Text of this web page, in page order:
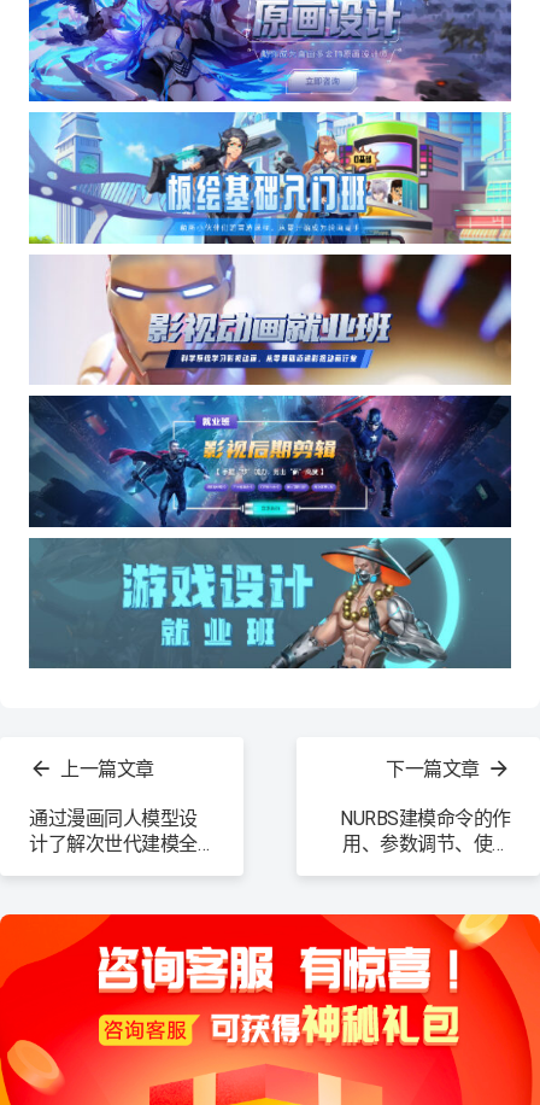
上一篇文章
通过漫画同人模型设
计了解次世代建模全
下一篇文章
NURBS建模命令的作
用、参数调节、使用